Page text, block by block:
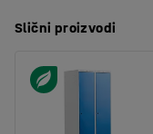
Slični proizvodi